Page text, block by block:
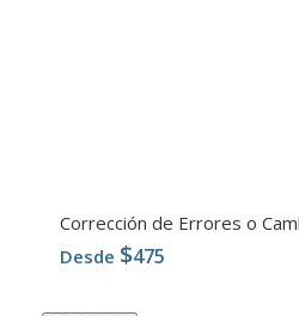
Corrección de Errores o
Desde $475